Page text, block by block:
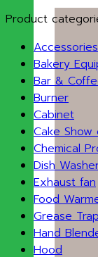
Product
Accessories
Bakery
Bar &
Burner
Cabinet
Cake Show
Chemical
Dish
Exhaust fan
Food
Grease
Hand
Hood